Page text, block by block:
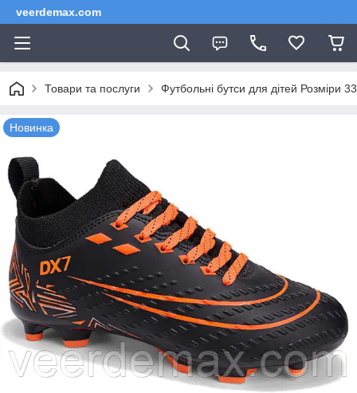
veerdemax.com
Товари та послуги Футбольні бутси для дітей Розміри
Новинка